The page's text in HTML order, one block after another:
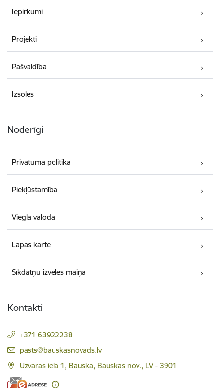
Iepirkumi
Projekti
Pašvaldība
Izsoles
Noderīgi
Privātuma politika
Piekļūstamība
Vieglā valoda
Lapas karte
Sīkdatņu izvēles maiņa
Kontakti
+371 63922238
E-pasts:
pasts@bauskasnovads.lv
Uzvaras iela 1, Bauska, Bauskas nov., LV - 3901